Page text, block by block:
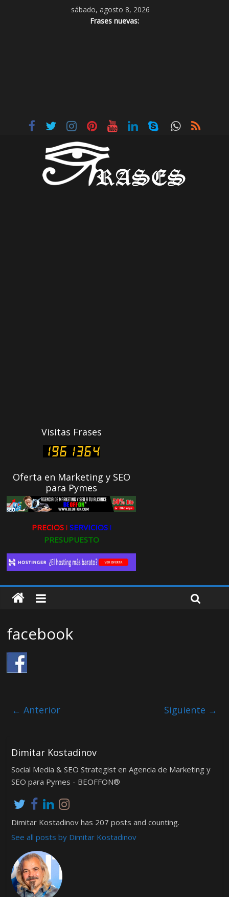
sábado, agosto 8, 2026
Frases nuevas:
Visitas Frases
Oferta en Marketing y SEO
para Pymes
PRECIOS ǀ SERVICIOS ǀ
PRESUPUESTO
facebook
← Anterior Siguiente →
Dimitar Kostadinov
Social Media & SEO Strategist en Agencia de Marketing y
SEO para Pymes - BEOFFON®
Dimitar Kostadinov has 207 posts and counting.
See all posts by Dimitar Kostadinov